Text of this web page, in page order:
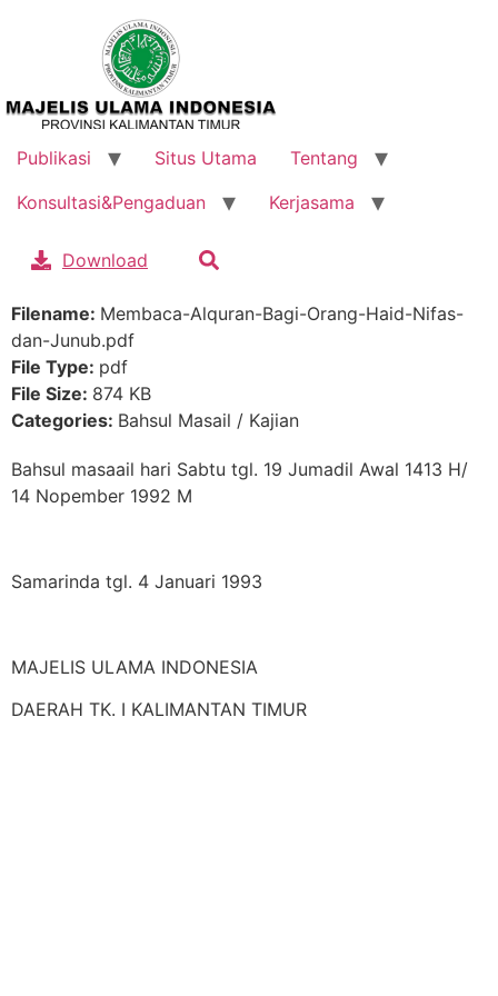
Publikasi Situs Utama
Tentang
Konsultasi&Pengaduan
Kerjasama
Bahsul masaail hari Sabtu tgl. 19 Jumadil Awal 1413 H/
14 Nopember 1992 M
Samarinda tgl. 4 Januari 1993
MAJELIS ULAMA INDONESIA
DAERAH TK. I KALIMANTAN TIMUR
Download
Filename: Membaca-Alquran-Bagi-Orang-Haid-Nifas-
dan-Junub.pdf
File Type: pdf
File Size: 874 KB
Categories: Bahsul Masail / Kajian